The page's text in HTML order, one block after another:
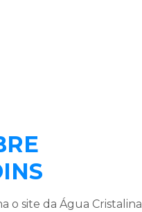
o site da Água Cristalina